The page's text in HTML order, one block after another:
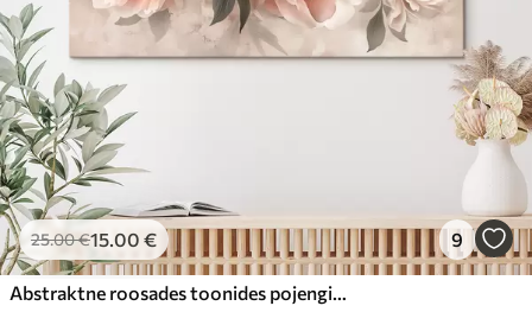
25.00€15.00 € 9
Abstraktne roosades toonides pojengide kimp